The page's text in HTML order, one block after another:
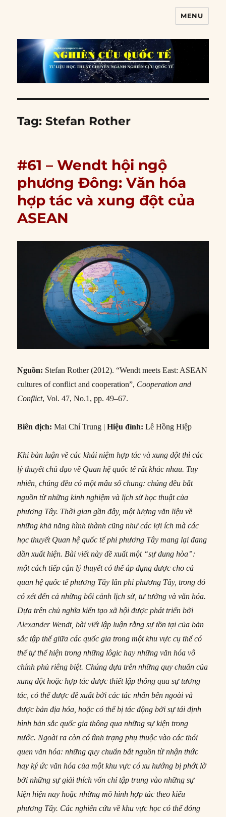
MENU
Tag:Stefan Rother
#61 – Wendt hội ngộ
phương Đông: Văn hóa
hợp tác và xung đột của
ASEAN
Nguồn: Stefan Rother (2012). “Wendt meets East: ASEAN
cultures of conflict and cooperation”, Cooperation and
Conflict, Vol. 47, No.1, pp. 49–67.
Biên dịch:Mai Chí Trung | Hiệu đính:Lê Hồng Hiệp
Khi bàn luận về các khái niệm hợp tác và xung đột thì các
lý thuyết chủ đạo về Quan hệ quốc tế rất khác nhau. Tuy
nhiên, chúng đều có một mẫu số chung: chúng đều bắt
nguồn từ những kinh nghiệm và lịch sử học thuật của
phương Tây. Thời gian gần đây, một lượng văn liệu về
những khả năng hình thành cũng như các lợi ích mà các
học thuyết Quan hệ quốc tế phi phương Tây mang lại đang
dần xuất hiện. Bài viết này đề xuất một “sự dung hòa”:
một cách tiếp cận lý thuyết có thể áp dụng được cho cả
quan hệ quốc tế phương Tây lẫn phi phương Tây, trong đó
có xét đến cả những bối cảnh lịch sử, tư tưởng và văn hóa.
Dựa trên chủ nghĩa kiến tạo xã hội được phát triển bởi
Alexander Wendt, bài viết lập luận rằng sự tồn tại của bản
sắc tập thể giữa các quốc gia trong một khu vực cụ thể có
thể tự thể hiện trong những lôgic hay những văn hóa vô
chính phủ riêng biệt. Chúng dựa trên những quy chuẩn của
xung đột hoặc hợp tác được thiết lập thông qua sự tương
tác, có thể được đề xuất bởi các tác nhân bên ngoài và
được bản địa hóa, hoặc có thể bị tác động bởi sự tái định
hình bản sắc quốc gia thông qua những sự kiện trong
nước. Ngoài ra còn có tình trạng phụ thuộc vào các thói
quen văn hóa: những quy chuẩn bắt nguồn từ nhận thức
hay ký ức văn hóa của một khu vực có xu hướng bị phớt lờ
bởi những sự giải thích vốn chỉ tập trung vào những sự
kiện hiện nay hoặc những mô hình hợp tác theo kiểu
phương Tây. Các nghiên cứu về khu vực học có thể đóng